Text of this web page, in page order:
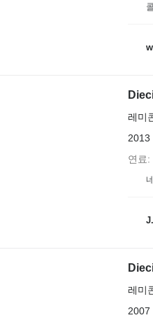
레미
2013
연료
레미
2007